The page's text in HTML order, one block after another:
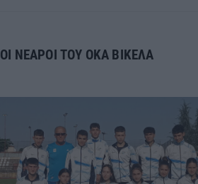
ΟΙ ΝΕΑΡΟΙ ΤΟΥ ΟΚΑ ΒΙΚΕΛΑ